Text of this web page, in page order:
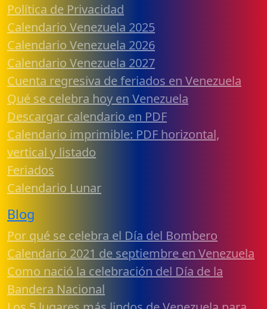
Política de Privacidad
Calendario Venezuela 2025
Calendario Venezuela 2026
Calendario Venezuela 2027
Cuenta regresiva de feriados en Venezuela
Qué se celebra hoy en Venezuela
Descargar calendario en PDF
Calendario imprimible: PDF horizontal,
vertical y listado
Feriados
Calendario Lunar
Blog
Por qué se celebra el Día del Bombero
Calendario 2021 de septiembre en Venezuela
Como nació la celebración del Día de la
Bandera Nacional